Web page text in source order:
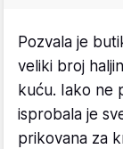
Pozvala je
veliki broj
kuću. Iako ne
isprobala je
prikovana za